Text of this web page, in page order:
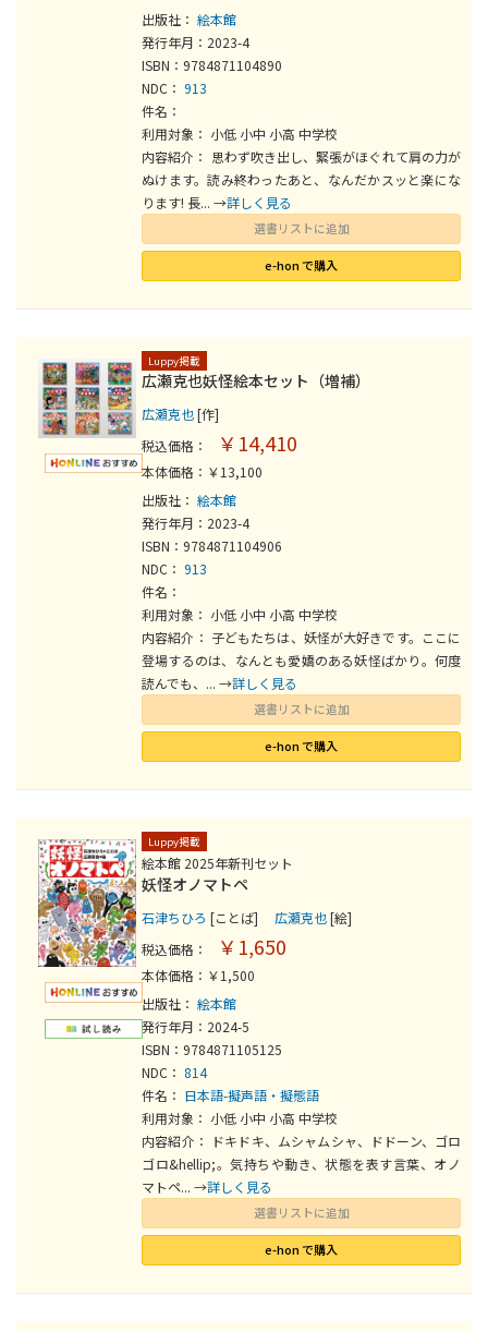
出版社： 絵本館
発行年月：2023-4
ISBN：9784871104890
NDC： 913
件名：
利用対象： 小低 小中 小高 中学校
内容紹介： 思わず吹き出し、緊張がほぐれて肩の力が
ぬけます。読み終わったあと、なんだかスッと楽にな
ります! 長... →詳しく見る
選書リストに追加
e-hon で購入
Luppy掲載
広瀬克也妖怪絵本セット（増補）
広瀬克也[作]
税込価格：
￥14,410
本体価格：￥13,100
出版社： 絵本館
発行年月：2023-4
ISBN：9784871104906
NDC： 913
件名：
利用対象： 小低 小中 小高 中学校
内容紹介： 子どもたちは、妖怪が大好きです。ここに
登場するのは、なんとも愛嬌のある妖怪ばかり。何度
読んでも、... →詳しく見る
選書リストに追加
e-hon で購入
Luppy掲載
絵本館 2025年新刊セット
妖怪オノマトペ
石津ちひろ [ことば] 広瀬克也[絵]
税込価格：
￥1,650
本体価格：￥1,500
出版社： 絵本館
発行年月：2024-5
ISBN：9784871105125
NDC： 814
件名： 日本語-擬声語・擬態語
利用対象： 小低 小中 小高 中学校
内容紹介： ドキドキ、ムシャムシャ、ドドーン、ゴロ
ゴロ&hellip;。気持ちや動き、状態を表す言葉、オノ
マトペ... →詳しく見る
選書リストに追加
e-hon で購入